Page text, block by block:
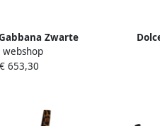
Zwarte
Ondergoed Black
Dames
webshop
€ 653,30